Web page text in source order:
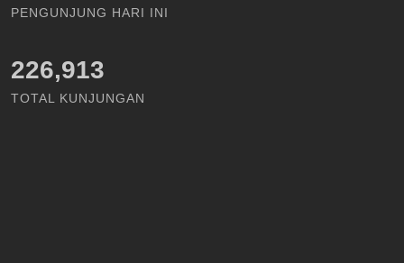
PENGUNJUNG HARI INI
226,913
TOTAL KUNJUNGAN